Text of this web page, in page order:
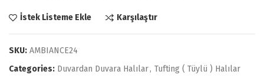
İstek Listeme Ekle Karşılaştır
SKU: AMBIANCE24
Categories: Duvardan Duvara Halılar, Tufting ( Tüylü ) Halılar